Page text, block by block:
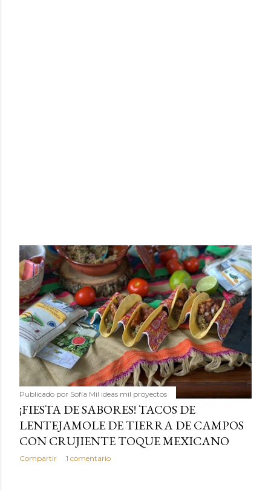
Publicado por Sofía Mil ideas mil proyectos
¡FIESTA DE SABORES! TACOS DE
LENTEJAMOLE DE TIERRA DE CAMPOS
CON CRUJIENTE TOQUE MEXICANO
Compartir 1 comentario